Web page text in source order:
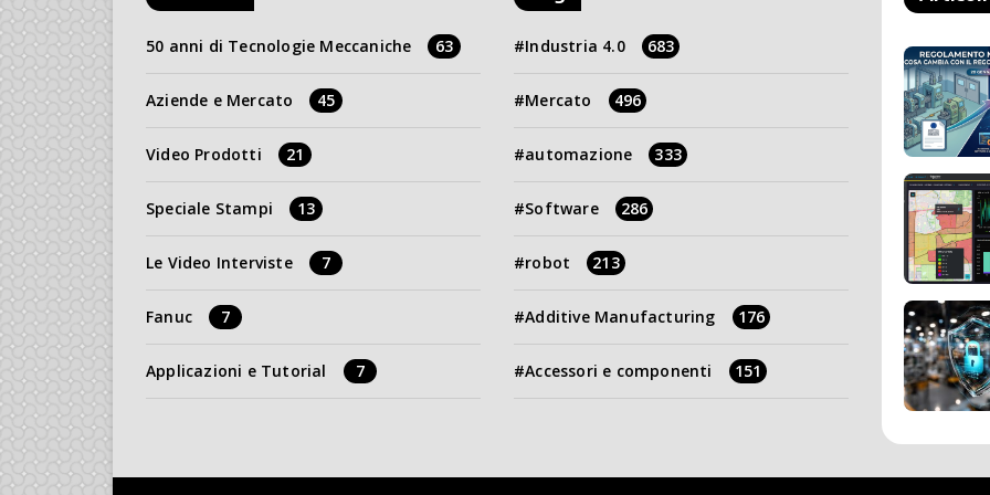
50 anni di Tecnologie Meccaniche 63
Aziende e Mercato 45
Video Prodotti 21
Speciale Stampi 13
Le Video Interviste 7
Fanuc 7
Applicazioni e Tutorial 7
Industria 4.0 683
Mercato 496
automazione 333
Software 286
robot 213
Additive Manufacturing 176
Accessori e componenti 151